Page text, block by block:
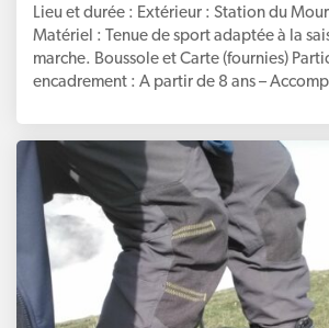
Lieu et durée : Extérieur : Station du
Matériel : Tenue de sport adaptée à la
marche. Boussole et Carte (fournies)
encadrement : A partir de 8 ans –